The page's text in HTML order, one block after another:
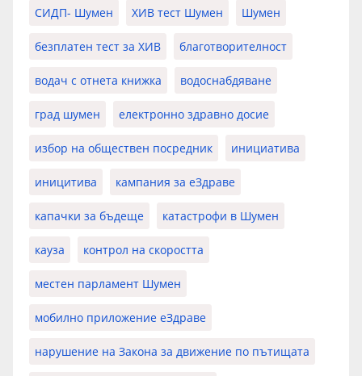
СИДП- Шумен ХИВ тест Шумен Шумен
безплатен тест за ХИВ благотворителност
водач с отнета книжка водоснабдяване
град шумен електронно здравно досие
избор на обществен посредник инициатива
иницитива кампания за еЗдраве
капачки за бъдеще катастрофи в Шумен
кауза контрол на скоростта
местен парламент Шумен
мобилно приложение еЗдраве
нарушение на Закона за движение по пътищата